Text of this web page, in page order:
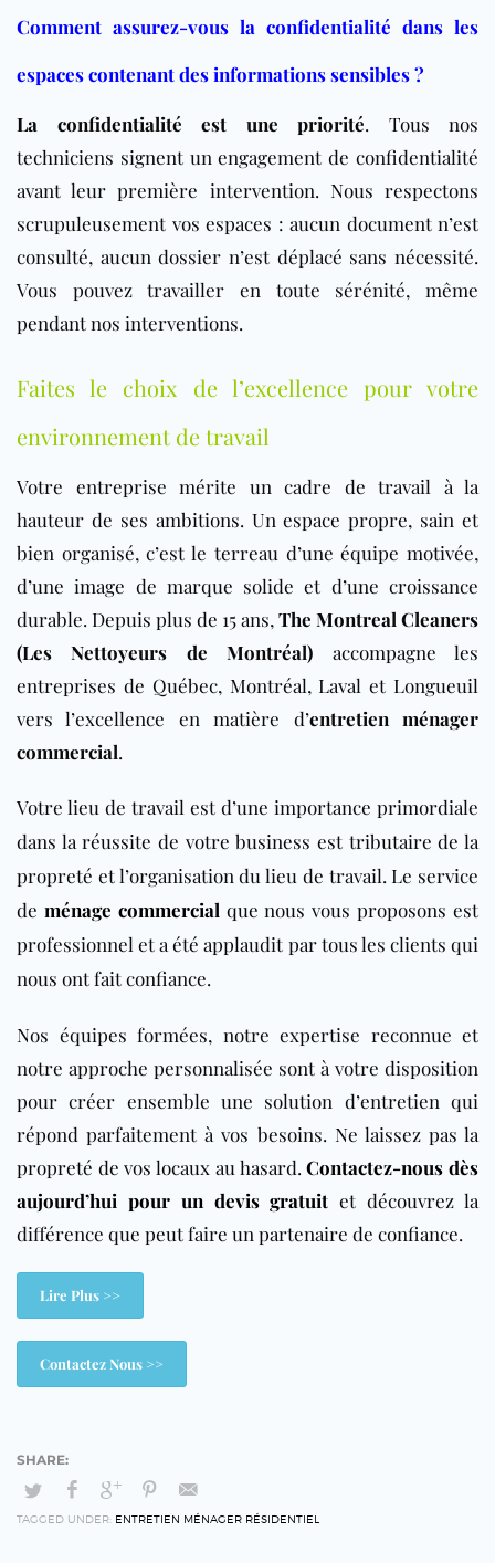
Comment assurez-vous la confidentialité dans les
espaces contenant des informations sensibles ?
La confidentialité est une priorité. Tous nos
techniciens signent un engagement de confidentialité
avant leur première intervention. Nous respectons
scrupuleusement vos espaces : aucun document n’est
consulté, aucun dossier n’est déplacé sans nécessité.
Vous pouvez travailler en toute sérénité, même
pendant nos interventions.
Faites le choix de l’excellence pour votre
environnement de travail
Votre entreprise mérite un cadre de travail à la
hauteur de ses ambitions. Un espace propre, sain et
bien organisé, c’est le terreau d’une équipe motivée,
d’une image de marque solide et d’une croissance
durable. Depuis plus de 15 ans,The Montreal Cleaners
(Les Nettoyeurs de Montréal) accompagne les
entreprises de Québec, Montréal, Laval et Longueuil
vers l’excellence en matière d’entretien ménager
commercial.
Votre lieu de travail est d’une importance primordiale
dans la réussite de votre business est tributaire de la
propreté et l’organisation du lieu de travail. Le service
de ménage commercial que nous vous proposons est
professionnel et a été applaudit par tous les clients qui
nous ont fait confiance.
Nos équipes formées, notre expertise reconnue et
notre approche personnalisée sont à votre disposition
pour créer ensemble une solution d’entretien qui
répond parfaitement à vos besoins. Ne laissez pas la
propreté de vos locaux au hasard.Contactez-nous dès
aujourd’hui pour un devis gratuit et découvrez la
différence que peut faire un partenaire de confiance.
Lire Plus >>
Contactez Nous >>
TAGGED UNDER: ENTRETIEN MÉNAGER RÉSIDENTIEL